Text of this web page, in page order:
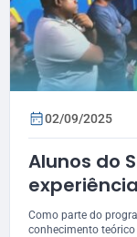
02/09/2025
Alunos do
Xodó FM
Como parte do
conhecimento